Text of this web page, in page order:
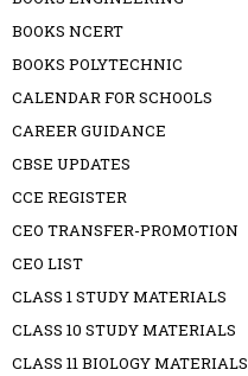
BOOKS NCERT
BOOKS POLYTECHNIC
CALENDAR FOR SCHOOLS
CAREER GUIDANCE
CBSE UPDATES
CCE REGISTER
CEO TRANSFER-PROMOTION
CEO LIST
CLASS 1 STUDY MATERIALS
CLASS 10 STUDY MATERIALS
CLASS 11 BIOLOGY MATERIALS